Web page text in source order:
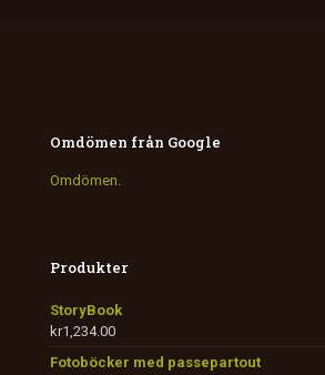
Omdömen från Google
Omdömen.
Produkter
StoryBook
kr1,234.00
Fotoböcker med passepartout